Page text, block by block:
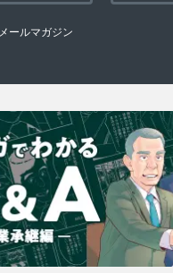
メールマガジン